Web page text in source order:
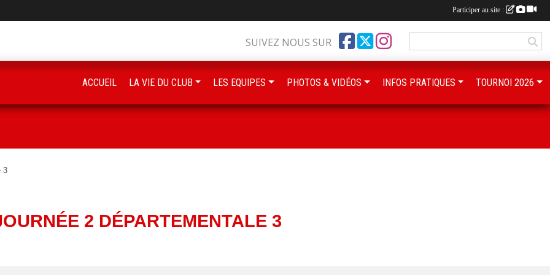
3
2 DÉPARTEMENTALE 3
SUIVEZ NOUS SUR
ACCUEIL LA VIE DU CLUB LES EQUIPES PHOTOS & VIDÉOS INFOS PRATIQUES TOURNOI 2026
Participer au site :